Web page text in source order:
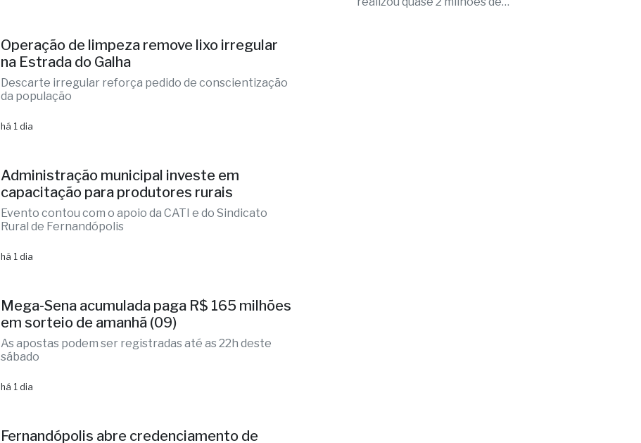
Operação de limpeza remove lixo irregular
na Estrada do Galha
Descarte irregular reforça pedido de conscientização
da população
Administração municipal investe em
capacitação para produtores rurais
Evento contou com o apoio da CATI e do Sindicato
Rural de Fernandópolis
Mega-Sena acumulada paga R$ 165 milhões
em sorteio de amanhã (09)
As apostas podem ser registradas até as 22h deste
sábado
realizou quase 2 milhões de